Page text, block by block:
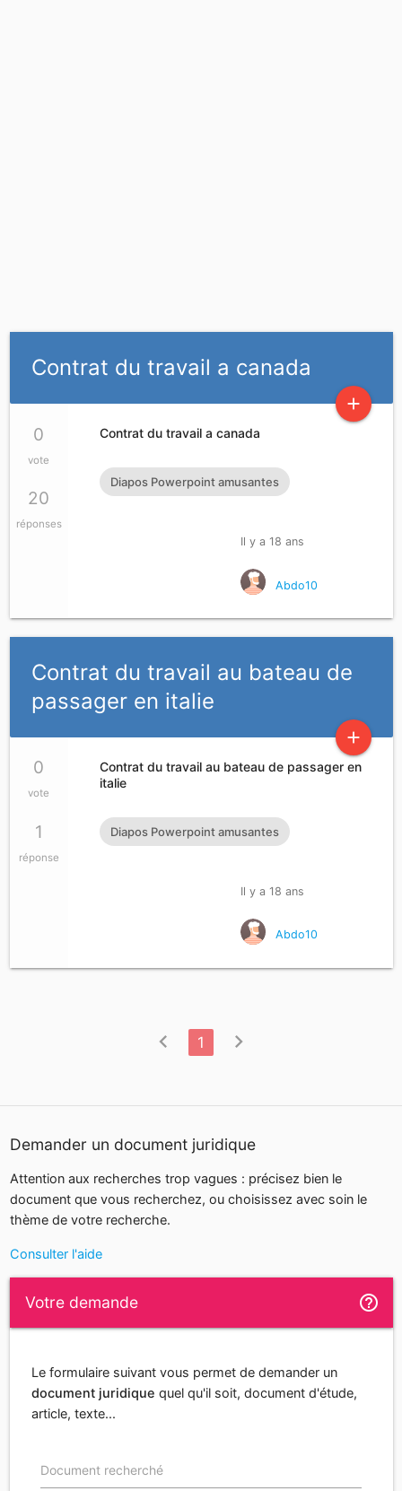
Contrat du travail a canada
add
0
vote
20
réponses
Contrat du travail a canada
Diapos Powerpoint amusantes
Il y a 18 ans
Abdo10
Contrat du travail au bateau de
passager en italie
add
0
vote
1
réponse
Contrat du travail au bateau de passager en
italie
Diapos Powerpoint amusantes
Il y a 18 ans
Abdo10
chevron_left 1 chevron_right
Demander un document juridique
Attention aux recherches trop vagues : précisez bien le
document que vous recherchez, ou choisissez avec soin le
thème de votre recherche.
Consulter l'aide
Votre demande help_outline
Le formulaire suivant vous permet de demander un
document juridique quel qu'il soit, document d'étude,
article, texte...
Document recherché